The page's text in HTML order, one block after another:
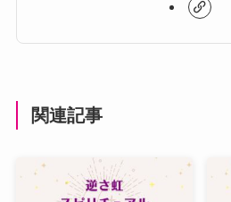
関連記事